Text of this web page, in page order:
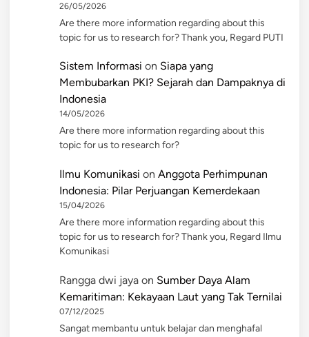
26/05/2026
Are there more information regarding about this
topic for us to research for? Thank you, Regard PUTI
Sistem Informasi on Siapa yang
Membubarkan PKI? Sejarah dan Dampaknya di
Indonesia
14/05/2026
Are there more information regarding about this
topic for us to research for?
Ilmu Komunikasi on Anggota Perhimpunan
Indonesia: Pilar Perjuangan Kemerdekaan
15/04/2026
Are there more information regarding about this
topic for us to research for? Thank you, Regard Ilmu
Komunikasi
Rangga dwi jaya on Sumber Daya Alam
Kemaritiman: Kekayaan Laut yang Tak Ternilai
07/12/2025
Sangat membantu untuk belajar dan menghafal